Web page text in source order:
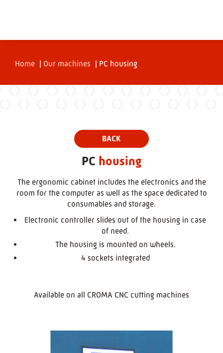
Home | Our machines | PC housing
PC housing
The ergonomic cabinet includes the electronics and the
room for the computer as well as the space dedicated to
consumables and storage.
Electronic controller slides out of the housing in case
of need.
The housing is mounted on wheels.
4 sockets integrated
Available on all CROMA CNC cutting machines